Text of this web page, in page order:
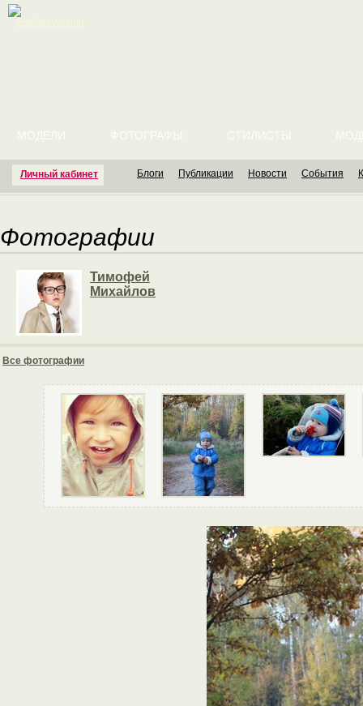
Личный кабинет
МОДЕЛИ ФОТОГРАФЫ СТИЛИСТЫ
Блоги Публикации Новости События
Фотографии
Тимофей
Михайлов
Все фотографии